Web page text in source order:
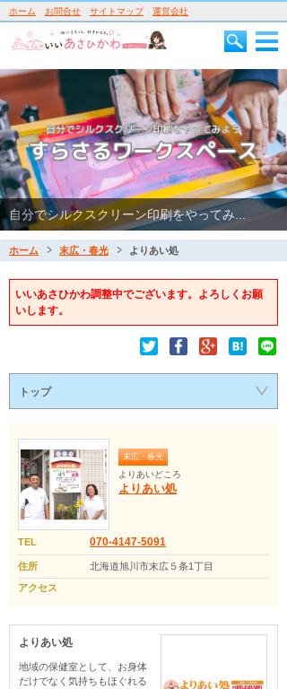
ホーム お問合せ サイトマップ 運営会社
自分でシルクスクリーン印刷をやってみ...
ホーム 末広・春光 よりあい処
いいあさひかわ調整中でございます。よろしくお願
いします。
トップ
末広・春光
よりあいどころ
よりあい処
TEL 070-4147-5091
住所
北海道旭川市末広５条1丁目
アクセス
よりあい処
地域の保健室として、お身体
だけでなく気持ちもほぐれる